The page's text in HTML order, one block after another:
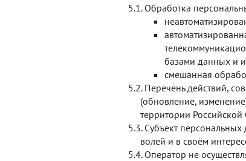
Обработка
базами данных и
смешанная
Перечень действий,
(обновление,
территории
Субъект
волей и в своём
Оператор не